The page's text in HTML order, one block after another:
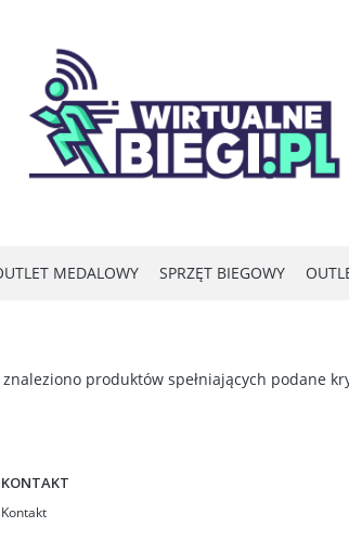
MEDALOWY SPRZĘT BIEGOWY
znaleziono produktów spełniających podane
KONTAKT
Kontakt